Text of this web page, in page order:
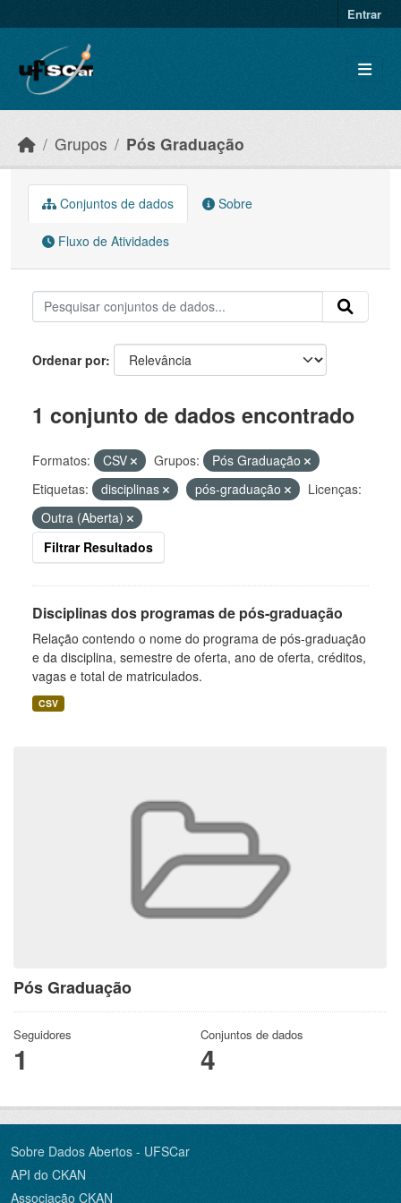
Entrar
Grupos Pós Graduação
Pós Graduação
Seguidores
1
Conjuntos de dados
4
Conjuntos de dados Sobre
Fluxo de Atividades
Ordenar por
1 conjunto de dados encontrado
Formatos: CSV Grupos:
Pós Graduação
Etiquetas:
disciplinas pós-graduação
Licenças:
Outra (Aberta)
Filtrar Resultados
Disciplinas dos programas de pós-graduação
Relação contendo o nome do programa de pós-graduação
e da disciplina, semestre de oferta, ano de oferta, créditos,
vagas e total de matriculados.
CSV
Sobre Dados Abertos - UFSCar
API do CKAN
Associação CKAN